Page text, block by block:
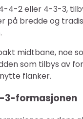
4-2 eller 4-3-3,
på bredde og
midtbane, noe
som tilbys av
flanker.
3-formasjonen